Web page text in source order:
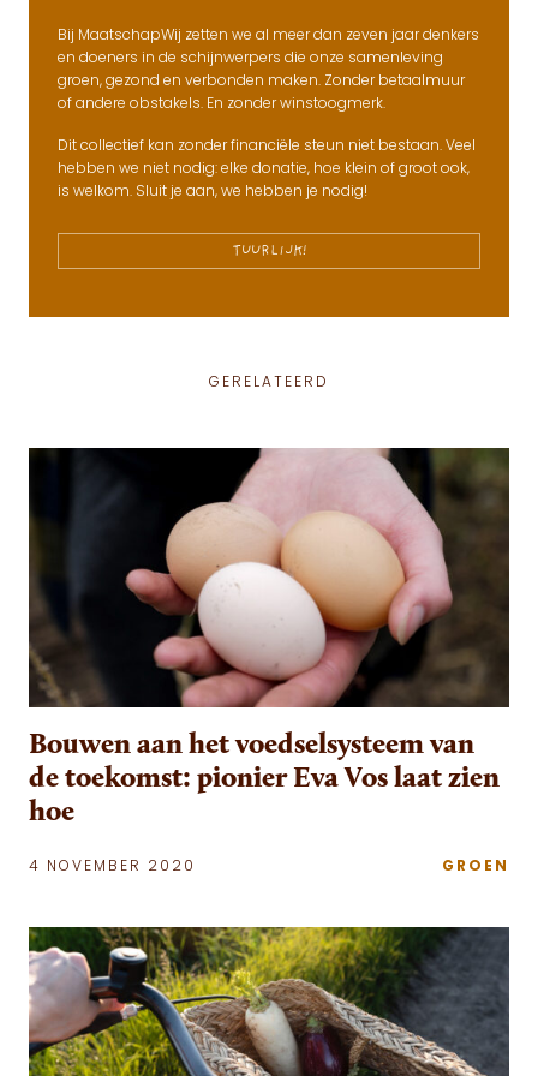
Bij MaatschapWij zetten we al meer dan zeven jaar denkers
en doeners in de schijnwerpers die onze samenleving
groen, gezond en verbonden maken. Zonder betaalmuur
of andere obstakels. En zonder winstoogmerk.
Dit collectief kan zonder financiële steun niet bestaan. Veel
hebben we niet nodig: elke donatie, hoe klein of groot ook,
is welkom. Sluit je aan, we hebben je nodig!
TUURLIJK!
GERELATEERD
Bouwen aan het voedselsysteem van
de toekomst: pionier Eva Vos laat zien
hoe
4 NOVEMBER 2020 GROEN